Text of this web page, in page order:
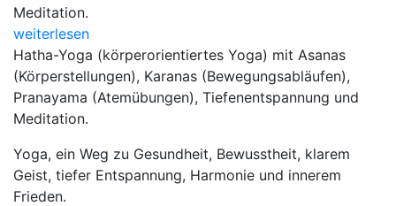
Meditation.
weiterlesen
Hatha-Yoga (körperorientiertes Yoga) mit Asanas
(Körperstellungen), Karanas (Bewegungsabläufen),
Pranayama (Atemübungen), Tiefenentspannung und
Meditation.
Yoga, ein Weg zu Gesundheit, Bewusstheit, klarem
Geist, tiefer Entspannung, Harmonie und innerem
Frieden.